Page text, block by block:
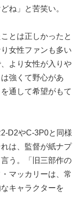
ね」と苦笑い。
とは正しかったと
女性ファンも多い
より女性が入りや
強くて野心があ
通して希望がもて
D2やC-3P0と同様
は、監督が紙ナプ
う。「旧三部作の
マッカリーは、常
キャラクターを